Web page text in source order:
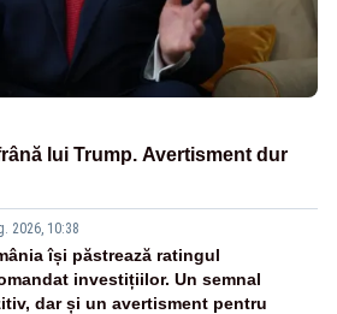
lui Trump. Avertisment dur
2026, 10:38
își păstrează ratingul
investițiilor. Un semnal
dar și un avertisment pentru